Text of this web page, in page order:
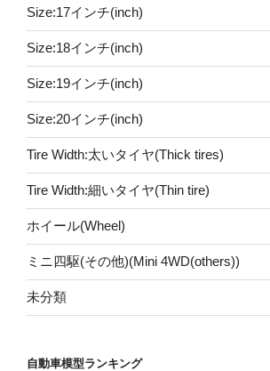
Size:17インチ(inch)
Size:18インチ(inch)
Size:19インチ(inch)
Size:20インチ(inch)
Tire Width:太いタイヤ(Thick tires)
Tire Width:細いタイヤ(Thin tire)
ホイール(Wheel)
ミニ四駆(その他)(Mini 4WD(others))
未分類
自動車模型ランキング